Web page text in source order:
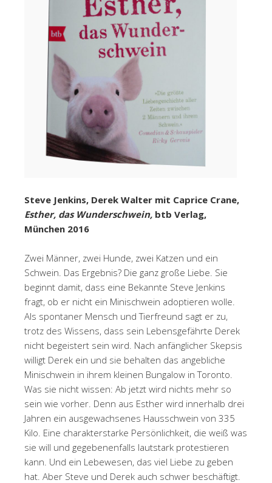
Steve Jenkins, Derek Walter mit Caprice Crane,
Esther, das Wunderschwein, btb Verlag,
München 2016
Zwei Männer, zwei Hunde, zwei Katzen und ein
Schwein. Das Ergebnis? Die ganz große Liebe. Sie
beginnt damit, dass eine Bekannte Steve Jenkins
fragt, ob er nicht ein Minischwein adoptieren wolle.
Als spontaner Mensch und Tierfreund sagt er zu,
trotz des Wissens, dass sein Lebensgefährte Derek
nicht begeistert sein wird. Nach anfänglicher Skepsis
willigt Derek ein und sie behalten das angebliche
Minischwein in ihrem kleinen Bungalow in Toronto.
Was sie nicht wissen: Ab jetzt wird nichts mehr so
sein wie vorher. Denn aus Esther wird innerhalb drei
Jahren ein ausgewachsenes Hausschwein von 335
Kilo. Eine charakterstarke Persönlichkeit, die weiß was
sie will und gegebenenfalls lautstark protestieren
kann. Und ein Lebewesen, das viel Liebe zu geben
hat. Aber Steve und Derek auch schwer beschäftigt.